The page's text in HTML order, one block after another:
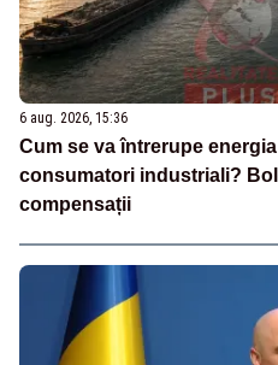
6 aug. 2026, 15:36
Cum se va întrerupe
consumatori industriali?
compensații